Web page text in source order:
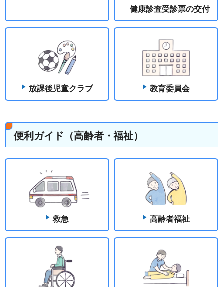
健康診査受診票の交付
放課後児童クラブ 教育委員会
便利ガイド（高齢者・福祉）
救急 高齢者福祉